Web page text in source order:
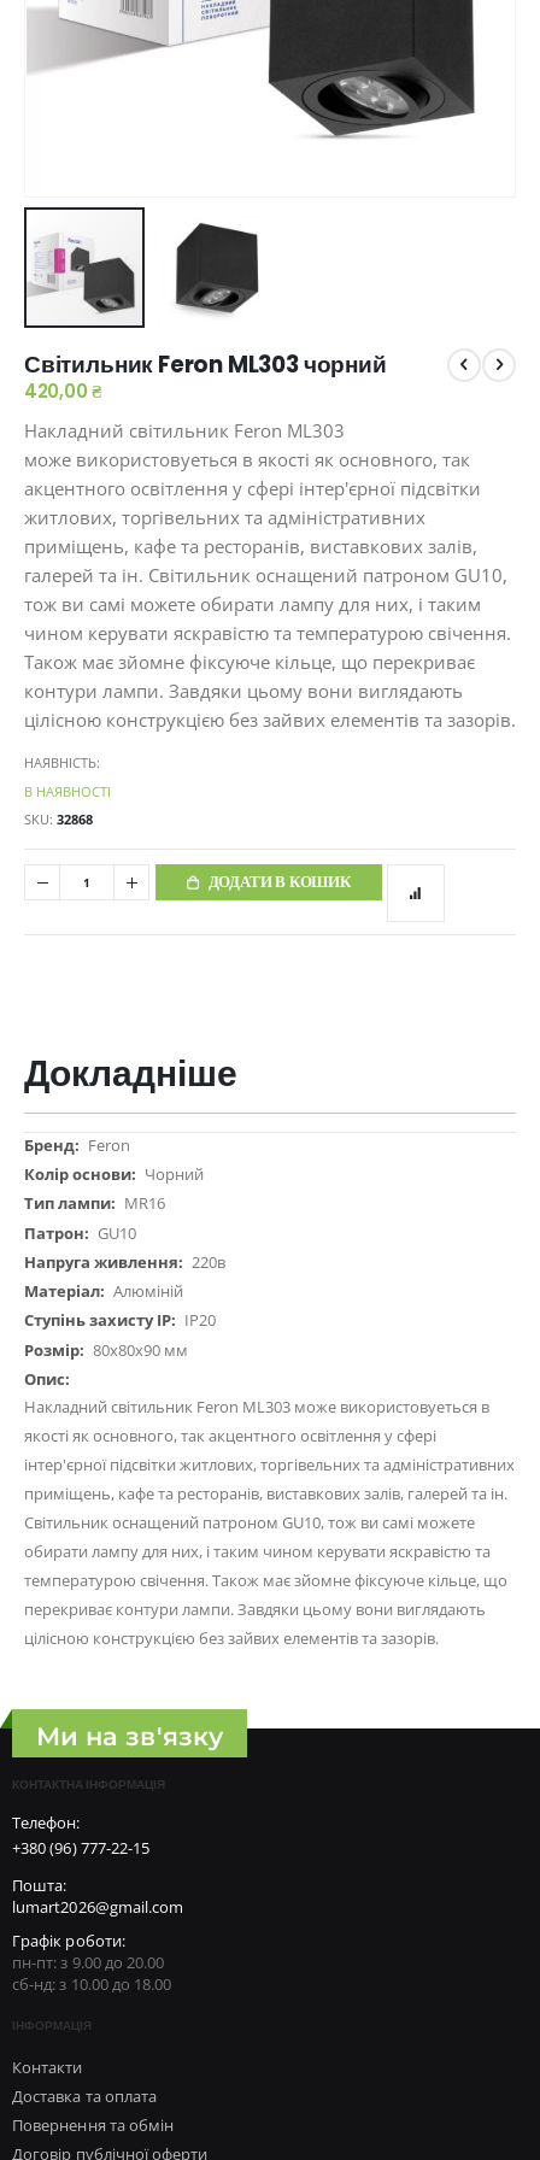
до
початку
зображень
Світильник Feron ML303 чорний
420,00 ₴
Накладний світильник Feron ML303
може використовуеться в якості як основного, так
акцентного освітлення у сфері інтер'єрної підсвітки
житлових, торгівельних та адміністративних
приміщень, кафе та ресторанів, виставкових залів,
галерей та ін. Світильник оснащений патроном GU10,
тож ви самі можете обирати лампу для них, і таким
чином керувати яскравістю та температурою свічення.
Також має зйомне фіксуюче кільце, що перекриває
контури лампи. Завдяки цьому вони виглядають
цілісною конструкцією без зайвих елементів та зазорів.
НАЯВНІСТЬ:
В НАЯВНОСТІ
SKU 32868
ДОДАТИ В КОШИК
Докладніше
Докладніше
Feron
Чорний
MR16
GU10
220в
Алюміній
IP20
80х80х90 мм
Накладний світильник Feron ML303 може використовуеться в
якості як основного, так акцентного освітлення у сфері
інтер'єрної підсвітки житлових, торгівельних та адміністративних
приміщень, кафе та ресторанів, виставкових залів, галерей та ін.
Світильник оснащений патроном GU10, тож ви самі можете
обирати лампу для них, і таким чином керувати яскравістю та
температурою свічення. Також має зйомне фіксуюче кільце, що
перекриває контури лампи. Завдяки цьому вони виглядають
цілісною конструкцією без зайвих елементів та зазорів.
Ми на зв'язку
КОНТАКТНА ІНФОРМАЦІЯ
Телефон:
+380 (96) 777-22-15
Пошта:
lumart2026@gmail.com
Графік роботи:
пн-пт: з 9.00 до 20.00
сб-нд: з 10.00 до 18.00
ІНФОРМАЦІЯ
Контакти
Доставка та оплата
Повернення та обмін
Договір публічної оферти